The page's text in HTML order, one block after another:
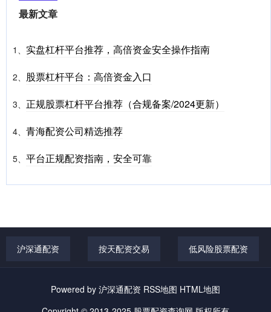
最新文章
1、 实盘杠杆平台推荐，高倍资金安全操作指南
2、 股票杠杆平台：高倍资金入口
3、 正规股票杠杆平台推荐（合规备案/2024更新）
4、 青海配资公司精选推荐
5、 平台正规配资指南，安全可靠
沪深通配资 按天配资交易 低风险股票配资
Powered by 沪深通配资 RSS地图 HTML地图